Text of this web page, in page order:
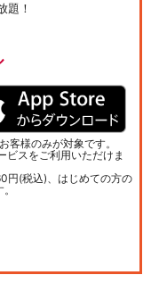
題！
客様のみが対象です。
ビスをご利用いただけま
円(税込)、はじめての方の